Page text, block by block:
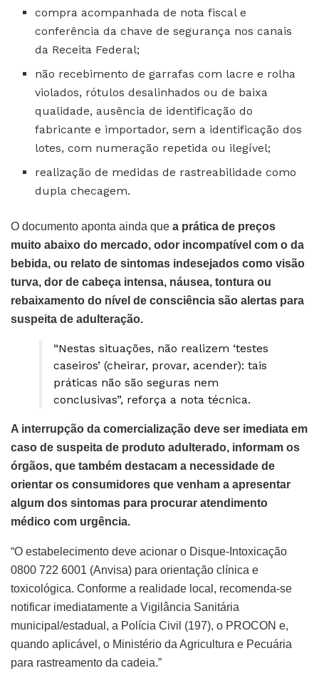
compra acompanhada de nota fiscal e
conferência da chave de segurança nos canais
da Receita Federal;
não recebimento de garrafas com lacre e rolha
violados, rótulos desalinhados ou de baixa
qualidade, ausência de identificação do
fabricante e importador, sem a identificação dos
lotes, com numeração repetida ou ilegível;
realização de medidas de rastreabilidade como
dupla checagem.
O documento aponta ainda que a prática de preços
muito abaixo do mercado, odor incompatível com o da
bebida, ou relato de sintomas indesejados como visão
turva, dor de cabeça intensa, náusea, tontura ou
rebaixamento do nível de consciência são alertas para
suspeita de adulteração.
“Nestas situações, não realizem ‘testes
caseiros’ (cheirar, provar, acender): tais
práticas não são seguras nem
conclusivas”, reforça a nota técnica.
A interrupção da comercialização deve ser imediata em
caso de suspeita de produto adulterado, informam os
órgãos, que também destacam a necessidade de
orientar os consumidores que venham a apresentar
algum dos sintomas para procurar atendimento
médico com urgência.
“O estabelecimento deve acionar o Disque-Intoxicação
0800 722 6001 (Anvisa) para orientação clínica e
toxicológica. Conforme a realidade local, recomenda-se
notificar imediatamente a Vigilância Sanitária
municipal/estadual, a Polícia Civil (197), o PROCON e,
quando aplicável, o Ministério da Agricultura e Pecuária
para rastreamento da cadeia.”